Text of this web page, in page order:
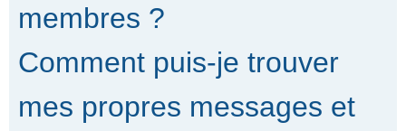
membres ?
Comment puis-je trouver
mes propres messages et